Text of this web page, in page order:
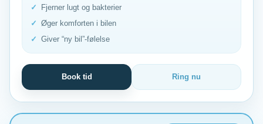
Fjerner lugt og bakterier
Øger komforten i bilen
Giver “ny bil”-følelse
Book tid Ring nu